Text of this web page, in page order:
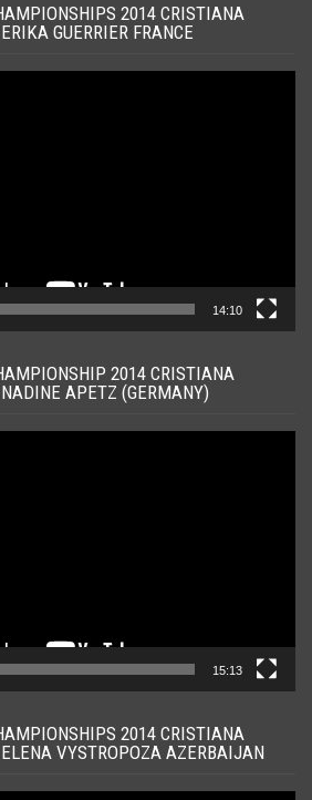
2014 CRISTIANA
GUERRIER FRANCE
14:10
2014 CRISTIANA
NADINE APETZ (GERMANY)
15:13
2014 CRISTIANA
ELENA VYSTROPOZA AZERBAIJAN